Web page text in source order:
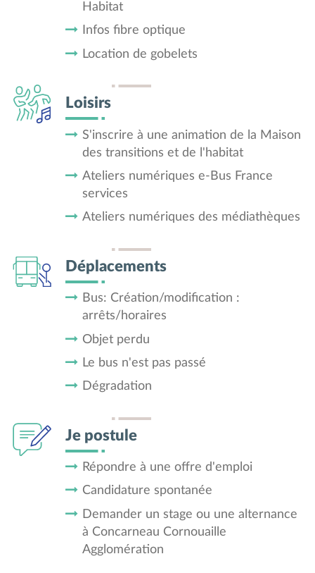
Habitat
Infos fibre optique
Location de gobelets
Loisirs
S'inscrire à une animation de la Maison
des transitions et de l'habitat
Ateliers numériques e-Bus France
services
Ateliers numériques des médiathèques
Déplacements
Bus: Création/modification :
arrêts/horaires
Objet perdu
Le bus n'est pas passé
Dégradation
Je postule
Répondre à une offre d'emploi
Candidature spontanée
Demander un stage ou une alternance
à Concarneau Cornouaille
Agglomération